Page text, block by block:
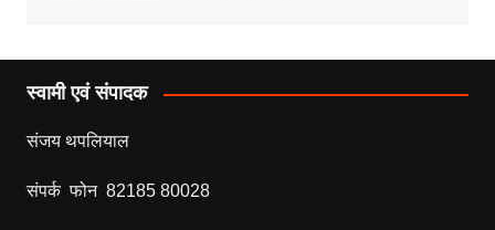
स्वामी एवं संपादक
संजय थपलियाल
संपर्क फोन 82185 80028